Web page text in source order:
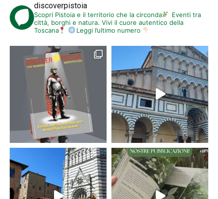
discoverpistoia
Scopri Pistoia e il territorio che la circonda
Eventi tra
città, borghi e natura. Vivi il cuore autentico della
Toscana
Leggi l’ultimo numero